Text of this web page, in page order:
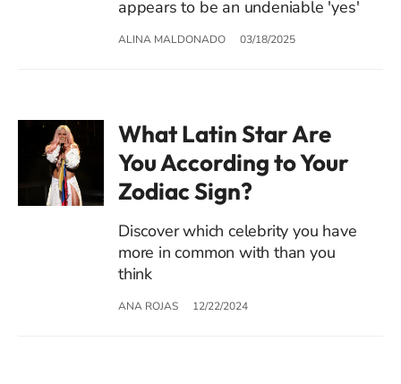
appears to be an undeniable 'yes'
ALINA MALDONADO 03/18/2025
What Latin Star Are
You According to Your
Zodiac Sign?
Discover which celebrity you have
more in common with than you
think
ANA ROJAS 12/22/2024